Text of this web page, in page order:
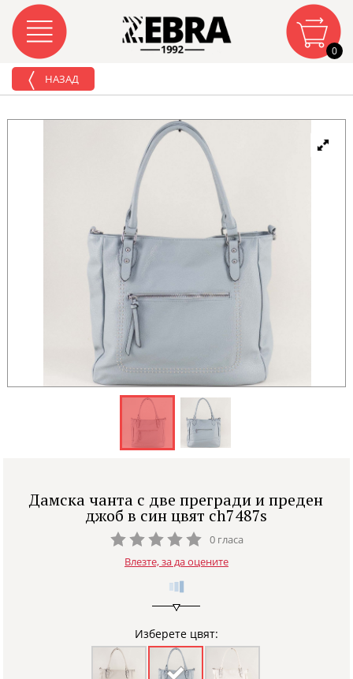
0
НАЗАД
Дамска чанта с две прегради и преден
джоб в син цвят ch7487s
0 гласа
Влезте, за да оцените
Изберете цвят: